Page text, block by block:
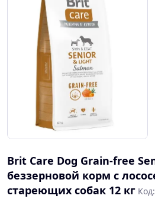
Brit Care Dog Grain-free
беззерновой корм с
стареющих собак 12 кг